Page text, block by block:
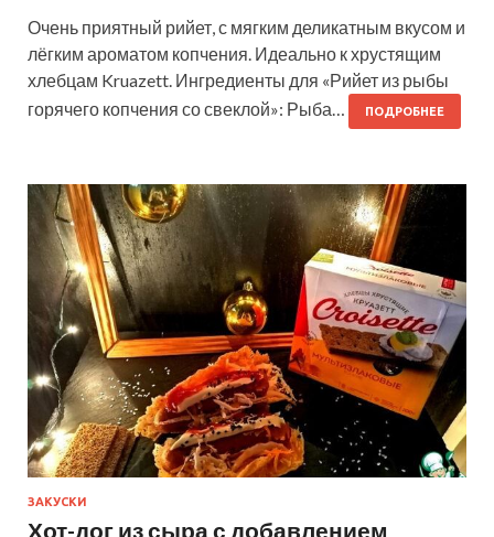
Очень приятный рийет, с мягким деликатным вкусом и
лёгким ароматом копчения. Идеально к хрустящим
хлебцам Kruazett. Ингредиенты для «Рийет из рыбы
горячего копчения со свеклой»: Рыба…
ПОДРОБНЕЕ
ЗАКУСКИ
Хот-дог из сыра с добавлением